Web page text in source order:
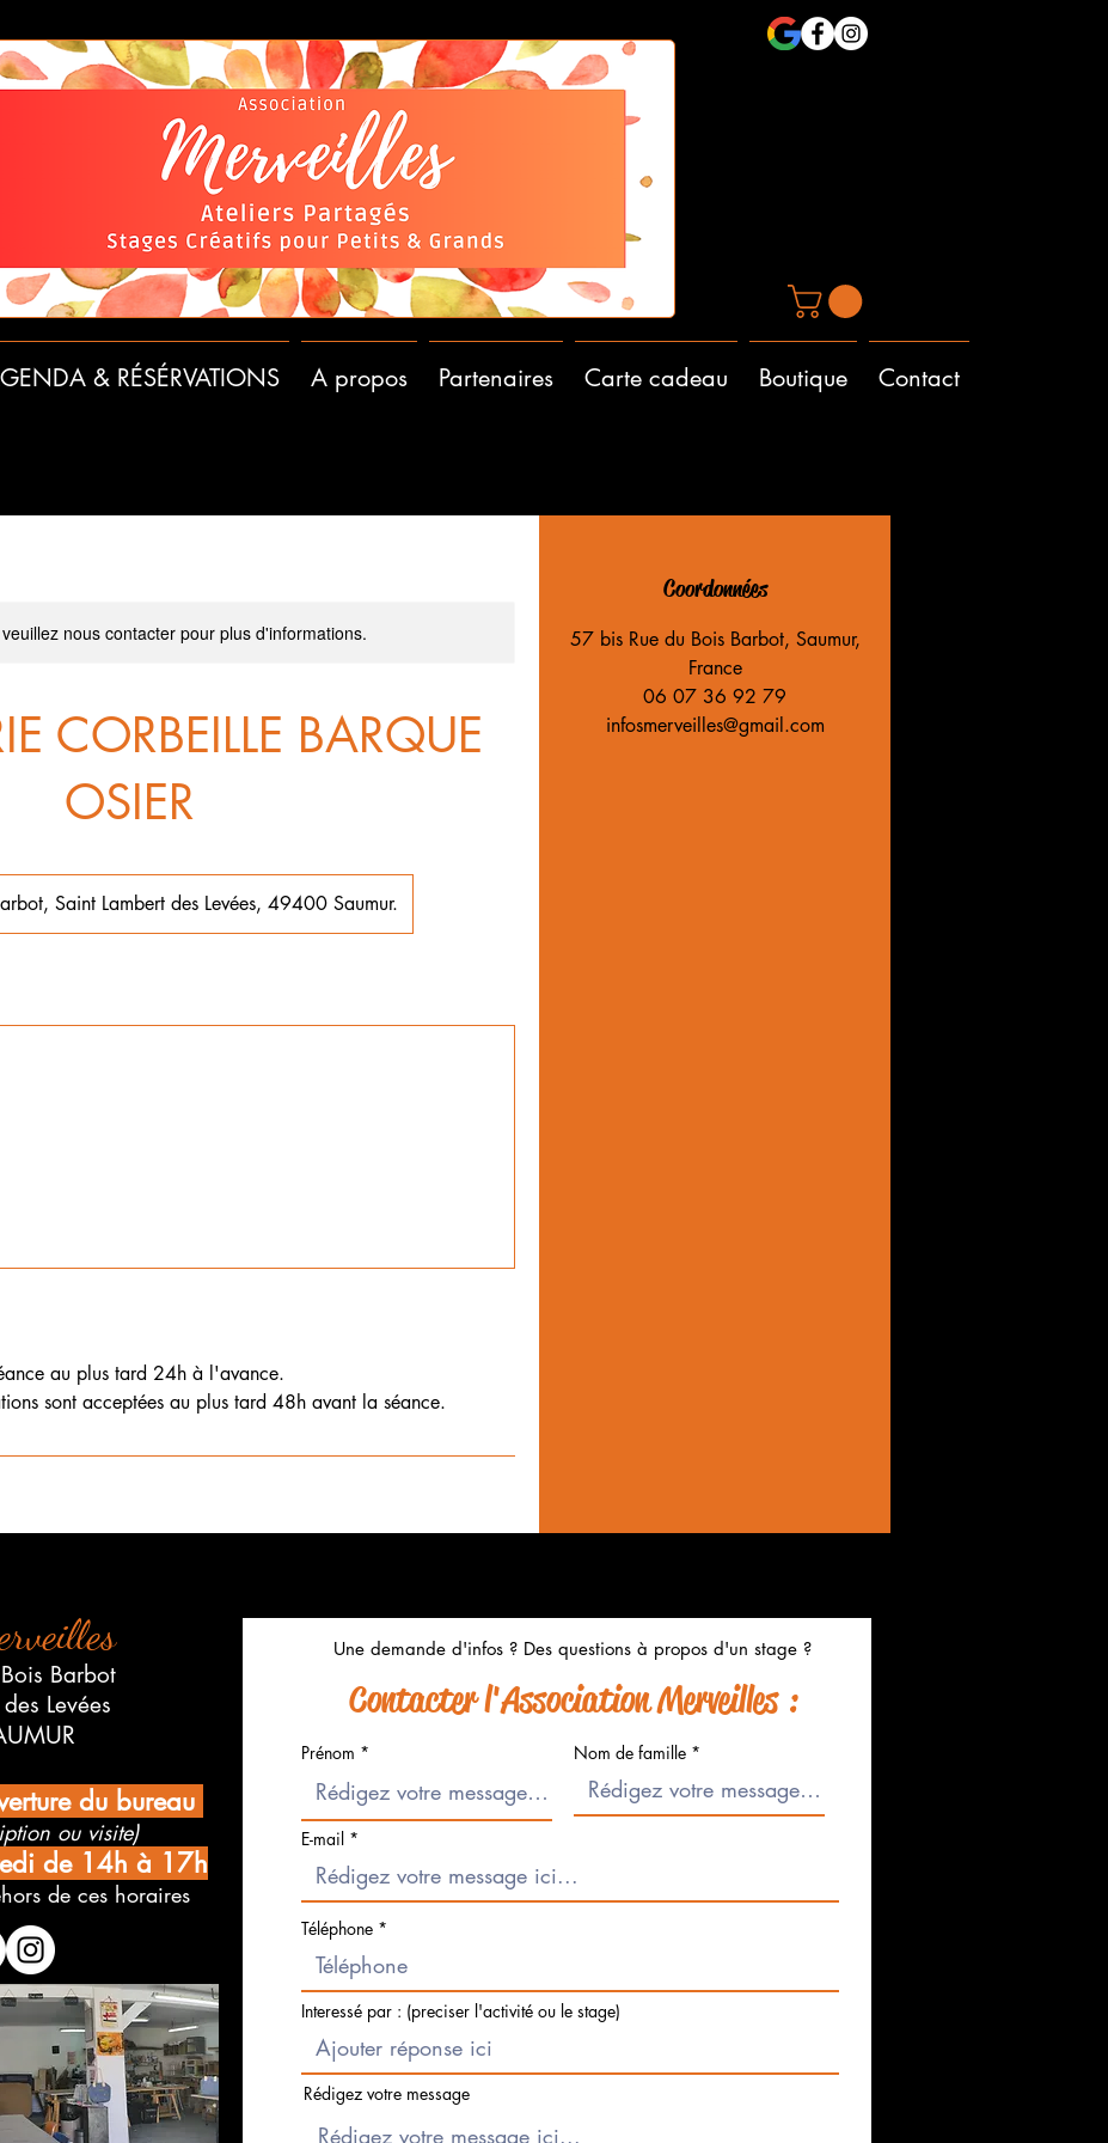
& RÉSÉRVATIONS A propos Partenaires Carte cadeau Boutique Contact
nous contacter pour plus d'informations.
CORBEILLE BARQUE
OSIER
Saint Lambert des Levées, 49400 Saumur.
au plus tard 24h à l'avance.
Coordonnées
57 bis Rue du Bois Barbot, Saumur,
France
06 07 36 92 79
infosmerveilles@gmail.com
Barbot
Levées
du bureau
ou visite)
de 14h à 17h
de ces horaires
Une demande d'infos ? Des questions à propos d'un stage ?
Contacter l'Association Merveilles :
Prénom Nom de famille
E-mail
Téléphone
Interessé par : (preciser l'activité ou le stage)
Rédigez votre message